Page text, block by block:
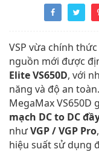
VSP vừa chính
nguồn mới được
Elite VS650D, với
năng và độ an
MegaMax
mạch DC to DC
nhưVGP / VGP Pro
hiệu suất sử dụng